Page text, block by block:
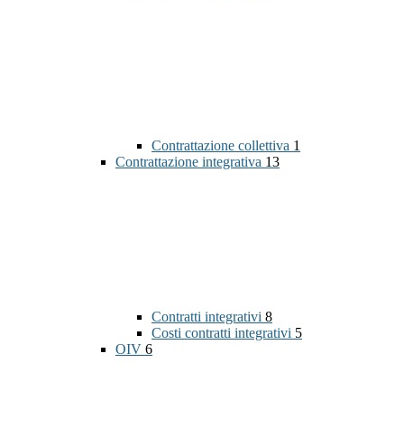
Contrattazione collettiva 1
Contrattazione integrativa 13
Contratti integrativi 8
Costi contratti integrativi 5
OIV 6